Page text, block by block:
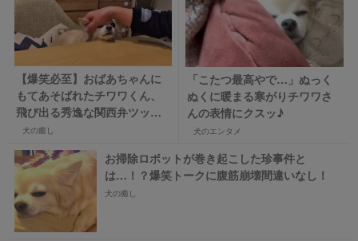
【爆笑必至】おばあちゃんに
もてあそばれたチワワくん、
飛び出る秀逸な関西弁ツッコ
ミ！
犬の癒し
「こたつ最高やで…」ぬっく
ぬくに暖まる寒がりチワワさ
んの表情にクスッ♪
犬のエンタメ
お掃除ロボットが巻き起こした珍事件と
は…！？爆笑トークに腹筋崩壊間違いなし！
犬の癒し